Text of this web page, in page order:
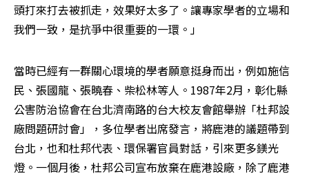
頭打來打去被抓走，效果好太多了。讓專家學者的立場和
我們一致，是抗爭中很重要的一環。」
當時已經有一群關心環境的學者願意挺身而出，例如施信
民、張國龍、張曉春、柴松林等人。1987年2月，彰化縣
公害防治協會在台北濟南路的台大校友會館舉辦「杜邦設
廠問題研討會」，多位學者出席發言，將鹿港的議題帶到
台北，也和杜邦代表、環保署官員對話，引來更多鎂光
燈。一個月後，杜邦公司宣布放棄在鹿港設廠，除了鹿港